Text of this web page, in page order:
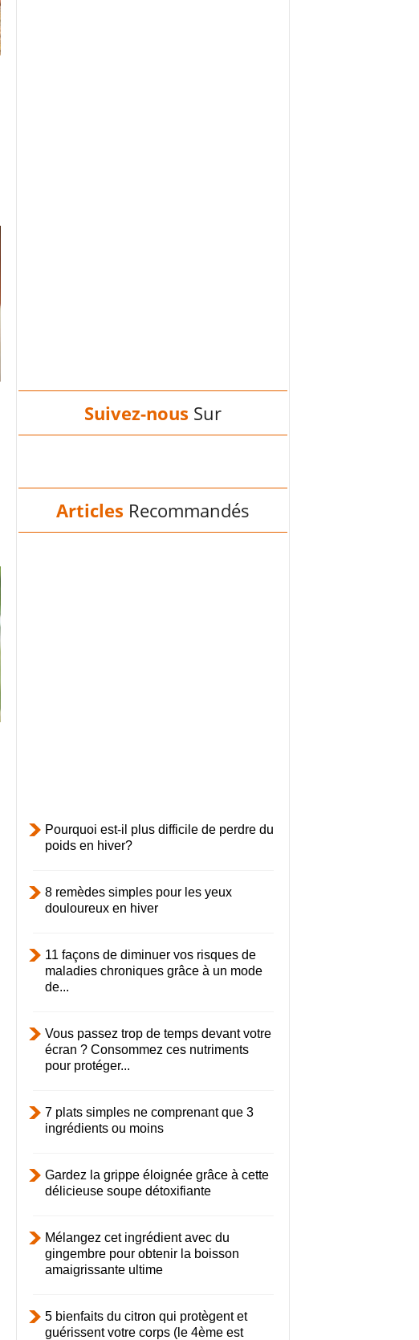
Suivez-nous Sur
Articles Recommandés
Pourquoi est-il plus difficile de perdre du
poids en hiver?
8 remèdes simples pour les yeux
douloureux en hiver
11 façons de diminuer vos risques de
maladies chroniques grâce à un mode
de...
Vous passez trop de temps devant votre
écran ? Consommez ces nutriments
pour protéger...
7 plats simples ne comprenant que 3
ingrédients ou moins
Gardez la grippe éloignée grâce à cette
délicieuse soupe détoxifiante
Mélangez cet ingrédient avec du
gingembre pour obtenir la boisson
amaigrissante ultime
5 bienfaits du citron qui protègent et
guérissent votre corps (le 4ème est